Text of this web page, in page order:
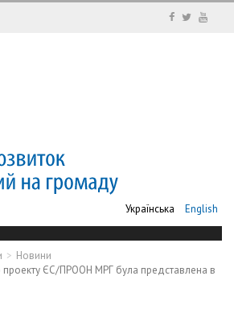
Українська English
Новини
проекту ЄС/ПРООН МРГ була представлена в